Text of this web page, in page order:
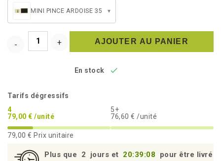
MINI PINCE ARDOISE 35 ▾
AJOUTER AU PANIER
En stock 
Tarifs dégressifs
4
79,00 € /unité
5+
76,60 € /unité
79,00 € Prix unitaire
Plus que 2 jours et 20:39:07
pour être livré